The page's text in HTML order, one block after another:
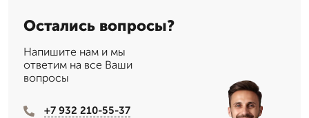
Остались вопросы?
Напишите нам и мы
ответим на все Ваши
вопросы
+7 932 210-55-37